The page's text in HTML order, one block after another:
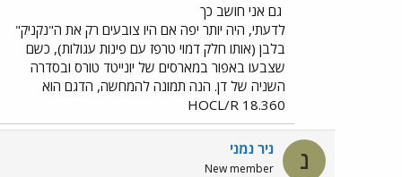
גם אני חושב כך
לדעתי, היה יותר יפה אם היו צובעים רק את ה"נקניק"
בלבן (אותו חלק דמוי טרפז עם פינות עגולות), כשם
שצבעו באפור במארסים של יונייטד טורס ובסדרה
השניה של דן. הנה תמונה להמחשה, הדגם הוא
18.360 HOCL/R
נ ניר נמני
New member